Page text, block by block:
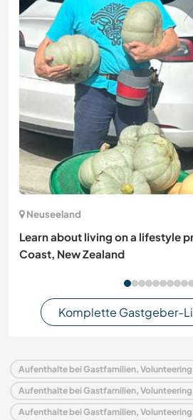
Neuseeland
Learn about living on a lifestyle
Coast, New Zealand
Komplette Gastgeber-